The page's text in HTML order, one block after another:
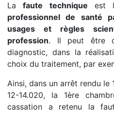
Lafaute technique est
professionnel de santé
usages et règles
profession. Il peut être
diagnostic, dans la
choix du traitement, par
Ainsi, dans un arrêt rendu le
12-14.020, la 1ère
cassation a retenu la